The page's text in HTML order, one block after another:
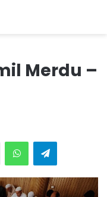
Merdu –
Tumblr WhatsAppTelegram